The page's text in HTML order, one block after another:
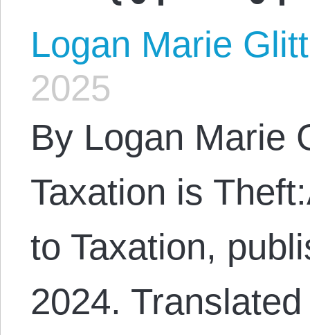
Logan Marie
2025
By Logan Marie
Taxation is
to Taxation,
2024.